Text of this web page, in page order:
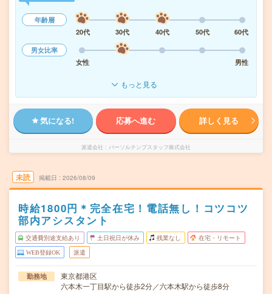
年齢層
20代
30代 40代 50代
60代
男女比率
女性
男性
もっと見る
気になる! 応募へ進む 詳しく見る
派遣会社 パーソルテンプスタッフ株式会社
未読 掲載日 2026/08/09
時給1800円＊完全在宅！電話無し！コツコツ
部内アシスタント
交通費別途支給あり 土日祝日が休み 残業なし 在宅・リモート
WEB登録OK 派遣
勤務地
東京都港区
六本木一丁目駅から徒歩2分／六本木駅から徒歩8分